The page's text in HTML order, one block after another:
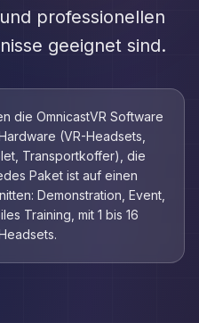
professionellen
geeignet sind.
die OmnicastVR Software
(VR-Headsets,
Transportkoffer), die
Paket ist auf einen
Demonstration, Event,
Training, mit 1 bis 16